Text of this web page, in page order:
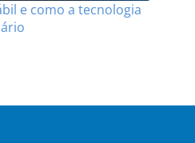
e como a tecnologia